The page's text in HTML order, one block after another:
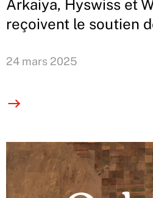
Arkaiya, Hyswiss et
reçoivent le soutien
24 mars 2025